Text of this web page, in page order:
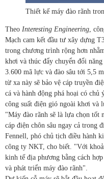
Thiết kế máy đào rãnh
Theo Interesting Engineering ,
Mạch cam kết đầu tư xây dựng
trong chương trình rộng hơn
khơi và thúc đẩy chuyển đổi
3.600 mã lực và đào sâu tới 5,5
từ xa này sẽ bảo vệ cáp truyền
cá và hành động phá hoại có
công suất điện gió ngoài khơi và
"Máy đào rãnh sẽ là lựa chọn tốt
cáp điện chôn sâu ngay cả trong
Fennell, phó chủ tịch điều hành
công ty NKT, cho biết. "Với
kinh tế địa phương bằng cách
và phát triển máy đào rãnh".